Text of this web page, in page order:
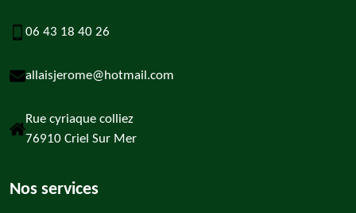
06 43 18 40 26
allaisjerome@hotmail.com
Rue cyriaque colliez
76910 Criel Sur Mer
Nos services